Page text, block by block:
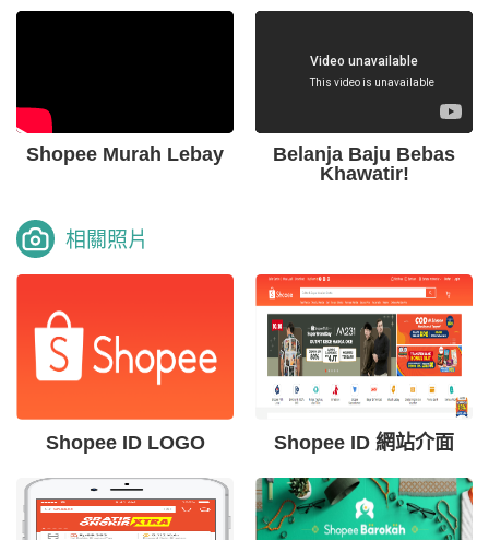
Shopee Murah Lebay
Belanja Baju Bebas
Khawatir!
相關照片
Shopee ID LOGO Shopee ID 網站介面